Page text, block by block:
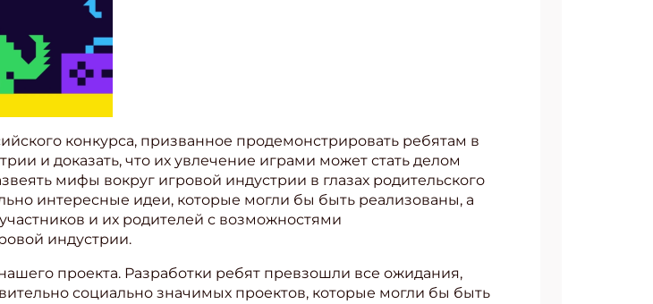
конкурса, призванное продемонстрировать ребятам в
и доказать, что их увлечение играми может стать делом
мифы вокруг игровой индустрии в глазах родительского
интересные идеи, которые могли бы быть реализованы, а
и их родителей с возможностями
индустрии.
проекта. Разработки ребят превзошли все ожидания,
социально значимых проектов, которые могли бы быть